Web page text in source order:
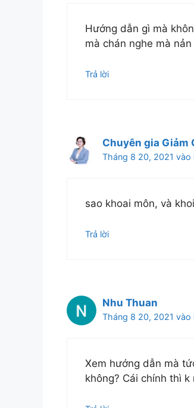
Hướng dẫn gì mà
mà chán nghe mà nản
Trả lời
Chuyên gia Giảm
Tháng 8 20, 2021 vào
sao khoai môn, và
Trả lời
Nhu Thuan
Tháng 8 20, 2021 vào
Xem hướng dẫn mà
không? Cái chính thì k